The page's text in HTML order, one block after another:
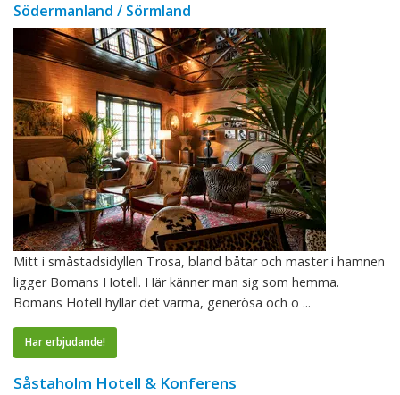
Södermanland / Sörmland
Mitt i småstadsidyllen Trosa, bland båtar och master i hamnen
ligger Bomans Hotell. Här känner man sig som hemma.
Bomans Hotell hyllar det varma, generösa och o ...
Har erbjudande!
Såstaholm Hotell & Konferens